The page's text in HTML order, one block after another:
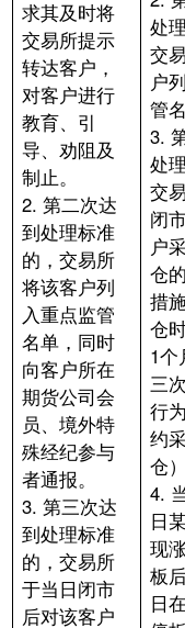
求其及时将
交易所提示
转达客户，
对客户进行
教育、引
导、劝阻及
制止。
2. 第二次达
到处理标准
的，交易所
将该客户列
入重点监管
名单，同时
向客户所在
期货公司会
员、境外特
殊经纪参与
者通报。
3. 第三次达
到处理标准
的，交易所
于当日闭市
后对该客户
处
交
户
管
3.
处
交
闭
户
仓
措
仓
1个
三
行
约
仓
4.
日
现
板
日